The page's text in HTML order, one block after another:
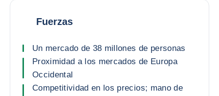
Fuerzas
Un mercado de 38 millones de personas
Proximidad a los mercados de Europa
Occidental
Competitividad en los precios; mano de